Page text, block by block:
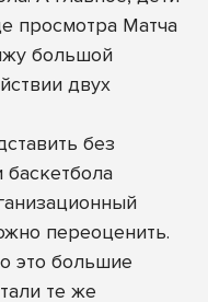
просмотра Матча
большой
двух
без
переоценить.
это большие
те же